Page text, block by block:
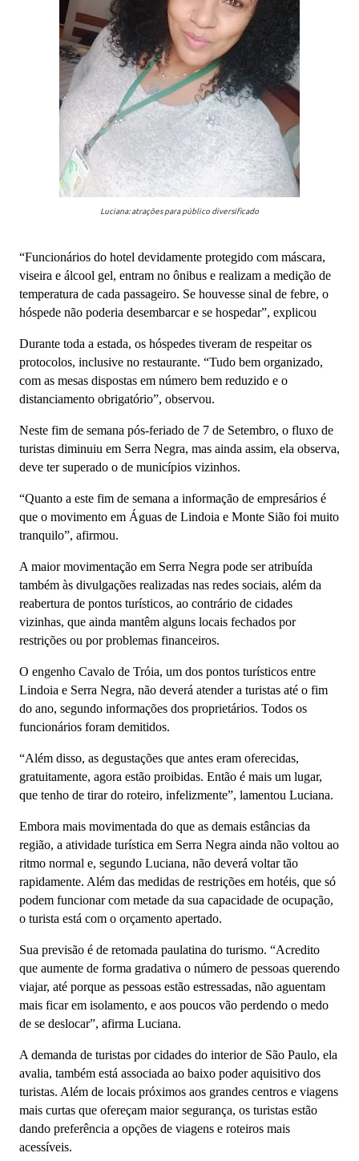
Luciana: atrações para público diversificado
“Funcionários do hotel devidamente protegido com máscara,
viseira e álcool gel, entram no ônibus e realizam a medição de
temperatura de cada passageiro. Se houvesse sinal de febre, o
hóspede não poderia desembarcar e se hospedar”, explicou
Durante toda a estada, os hóspedes tiveram de respeitar os
protocolos, inclusive no restaurante. “Tudo bem organizado,
com as mesas dispostas em número bem reduzido e o
distanciamento obrigatório”, observou.
Neste fim de semana pós-feriado de 7 de Setembro, o fluxo de
turistas diminuiu em Serra Negra, mas ainda assim, ela observa,
deve ter superado o de municípios vizinhos.
“Quanto a este fim de semana a informação de empresários é
que o movimento em Águas de Lindoia e Monte Sião foi muito
tranquilo”, afirmou.
A maior movimentação em Serra Negra pode ser atribuída
também às divulgações realizadas nas redes sociais, além da
reabertura de pontos turísticos, ao contrário de cidades
vizinhas, que ainda mantêm alguns locais fechados por
restrições ou por problemas financeiros.
O engenho Cavalo de Tróia, um dos pontos turísticos entre
Lindoia e Serra Negra, não deverá atender a turistas até o fim
do ano, segundo informações dos proprietários. Todos os
funcionários foram demitidos.
“Além disso, as degustações que antes eram oferecidas,
gratuitamente, agora estão proibidas. Então é mais um lugar,
que tenho de tirar do roteiro, infelizmente”, lamentou Luciana.
Embora mais movimentada do que as demais estâncias da
região, a atividade turística em Serra Negra ainda não voltou ao
ritmo normal e, segundo Luciana, não deverá voltar tão
rapidamente. Além das medidas de restrições em hotéis, que só
podem funcionar com metade da sua capacidade de ocupação,
o turista está com o orçamento apertado.
Sua previsão é de retomada paulatina do turismo. “Acredito
que aumente de forma gradativa o número de pessoas querendo
viajar, até porque as pessoas estão estressadas, não aguentam
mais ficar em isolamento, e aos poucos vão perdendo o medo
de se deslocar”, afirma Luciana.
A demanda de turistas por cidades do interior de São Paulo, ela
avalia, também está associada ao baixo poder aquisitivo dos
turistas. Além de locais próximos aos grandes centros e viagens
mais curtas que ofereçam maior segurança, os turistas estão
dando preferência a opções de viagens e roteiros mais
acessíveis.